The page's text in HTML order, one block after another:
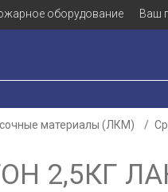
оборудование Ваш
материалы (ЛКМ)
2,5КГ